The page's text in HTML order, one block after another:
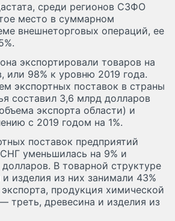
среди регионов СЗФО
место в суммарном
внешнеторговых операций, ее
экспортировали товаров на
или 98% к уровню 2019 года.
экспортных поставок в страны
составил 3,6 млрд долларов
экспорта области) и
с 2019 годом на 1%.
поставок предприятий
уменьшилась на 9% и
долларов. В товарной структуре
изделия из них занимали 43%
продукция химической
треть, древесина и изделия из